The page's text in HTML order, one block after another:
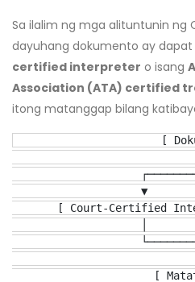
Sa ilalim ng mga alituntunin ng
dayuhang dokumento ay dapat
certified interpreter o isang
Association (ATA) certified
itong matanggap bilang
[
▼
[ Court-Certified